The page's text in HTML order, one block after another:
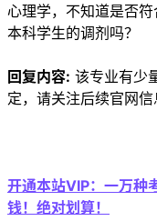
心理学，不知道是否
本科学生的调剂吗？
回复内容: 该专业有少
定，请关注后续官网信
开通本站VIP：一万种
钱！绝对划算！